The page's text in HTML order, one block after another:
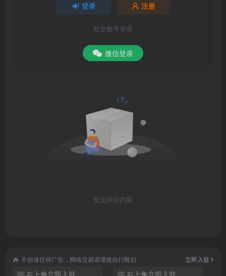
登录 注册
社交账号登录
微信登录
暂无评论内容
不担保任何广告，网络交易请谨慎自行甄别 立即入驻